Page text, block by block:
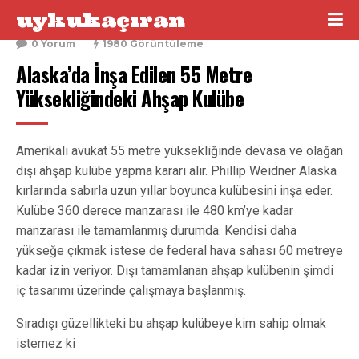
uykukaçıran
16 Nisan 2016
0 Yorum
1980 Görüntüleme
Alaska’da İnşa Edilen 55 Metre
Yüksekliğindeki Ahşap Kulübe
Amerikalı avukat 55 metre yüksekliğinde devasa ve olağan
dışı ahşap kulübe yapma kararı alır. Phillip Weidner Alaska
kırlarında sabırla uzun yıllar boyunca kulübesini inşa eder.
Kulübe 360 derece manzarası ile 480 km’ye kadar
manzarası ile tamamlanmış durumda. Kendisi daha
yükseğe çıkmak istese de federal hava sahası 60 metreye
kadar izin veriyor. Dışı tamamlanan ahşap kulübenin şimdi
iç tasarımı üzerinde çalışmaya başlanmış.
Sıradışı güzellikteki bu ahşap kulübeye kim sahip olmak
istemez ki